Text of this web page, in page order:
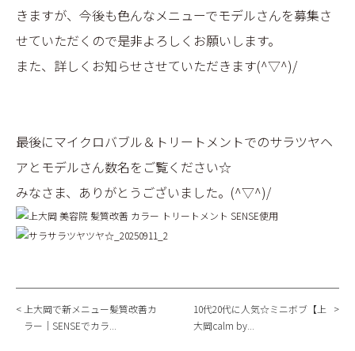
きますが、今後も色んなメニューでモデルさんを募集さ
せていただくので是非よろしくお願いします。
また、詳しくお知らせさせていただきます(^▽^)/
最後にマイクロバブル＆トリートメントでのサラツヤヘ
アとモデルさん数名をご覧ください☆
みなさま、ありがとうございました。(^▽^)/
上大岡で新メニュー髪質改善カ
ラー｜SENSEでカラ...
10代20代に人気☆ミニボブ【上
大岡calm by...